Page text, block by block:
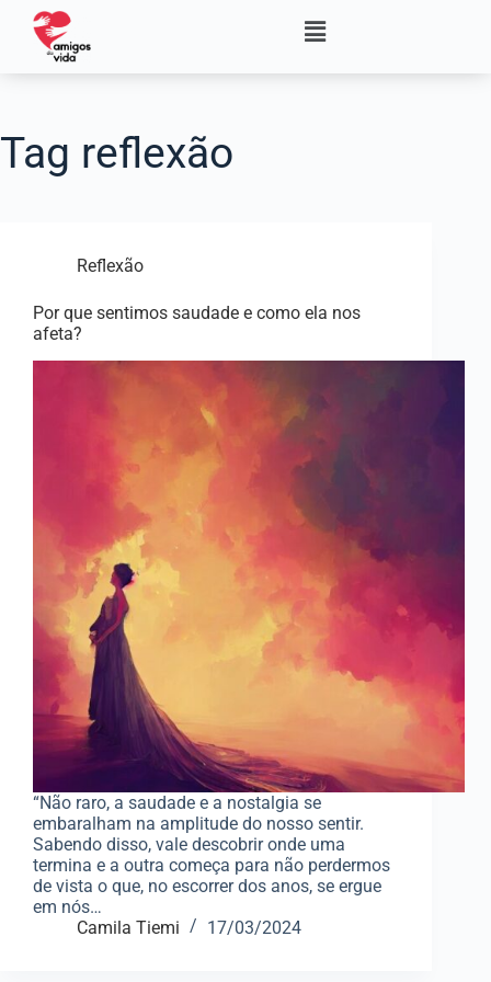
Tag reflexão
Reflexão
Por que sentimos saudade e como ela nos
afeta?
“Não raro, a saudade e a nostalgia se
embaralham na amplitude do nosso sentir.
Sabendo disso, vale descobrir onde uma
termina e a outra começa para não perdermos
de vista o que, no escorrer dos anos, se ergue
em nós…
Camila Tiemi
17/03/2024